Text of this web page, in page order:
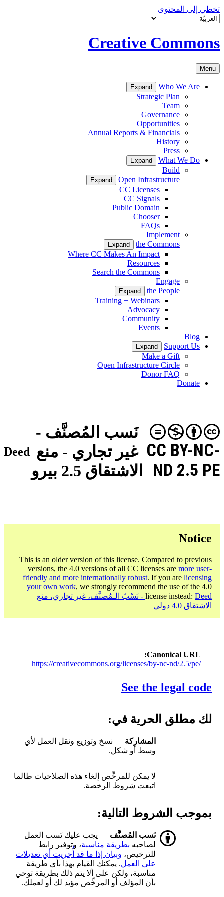
تخطي إلى المحتوى
Creative Commons
Menu
Who We Are
Expand
Strategic Plan
Team
Governance
Opportunities
Annual Reports & Financials
History
Press
What We Do
Expand
Build
Open Infrastructure
Expand
CC Licenses
CC Signals
Public Domain
Chooser
FAQs
Implement
the Commons
Expand
Where CC Makes An Impact
Resources
Search the Commons
Engage
the People
Expand
Training + Webinars
Advocacy
Community
Events
Blog
Support Us
Expand
Make a Gift
Open Infrastructure Circle
Donor FAQ
Donate
نَسب المُصنَّف -
غير تجاري - منع
الاشتقاق 2.5 بيرو
CC BY-NC-
ND 2.5 PE
Deed
Notice
This is an older version of this license. Compared to previous
versions, the 4.0 versions of all CC licenses are more user-
friendly and more internationally robust. If you are licensing
your own work, we strongly recommend the use of the 4.0
license instead: Deed - نَسْبُ الـمُصنَّف، غير تجاري، منع
الاشتقاق 4.0 دولي
Canonical URL
https://creativecommons.org/licenses/by-nc-nd/2.5/pe/
See the legal code
لك مطلق الحرية في:
المشاركة — نسخ وتوزيع ونقل العمل لأي
وسط أو شكل.
لا يمكن للمرخِّص إلغاء هذه الصلاحيات طالما
اتبعت شروط الرخصة.
بموجب الشروط التالية:
نَسب المُصنَّف — يجب عليك نَسب العمل
لصاحبه بطريقة مناسبة، وتوفير رابط
للترخيص، وبيان إذا ما قد أُجريت أي تعديلات
على العمل. يمكنك القيام بهذا بأي طريقة
مناسبة، ولكن على ألا يتم ذلك بطريقة توحي
بأن المؤلف أو المرخِّص مؤيد لك أو لعملك.